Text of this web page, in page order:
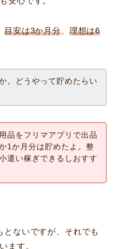
目安は3か月分、 理想は6
。どうやって貯めたらい
品をフリマアプリで出品
1か月分は貯めたよ。整
遣い稼ぎできるしおすす
とないですが、それでも
ます。